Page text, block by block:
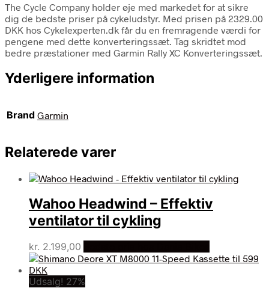
The Cycle Company holder øje med markedet for at sikre
dig de bedste priser på cykeludstyr. Med prisen på 2329.00
DKK hos Cykelexperten.dk får du en fremragende værdi for
pengene med dette konverteringssæt. Tag skridtet mod
bedre præstationer med Garmin Rally XC Konverteringssæt.
Yderligere information
Brand Garmin
Relaterede varer
Wahoo Headwind – Effektiv
ventilator til cykling
kr. 2.199,00
Udsalg! 27%